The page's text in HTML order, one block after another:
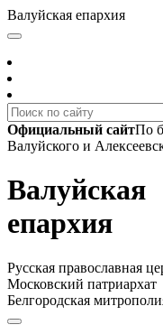
Валуйская епархия
Официальный сайтПо
Валуйского и
Валуйская
епархия
Русская православная
Московский патриархат
Белгородская